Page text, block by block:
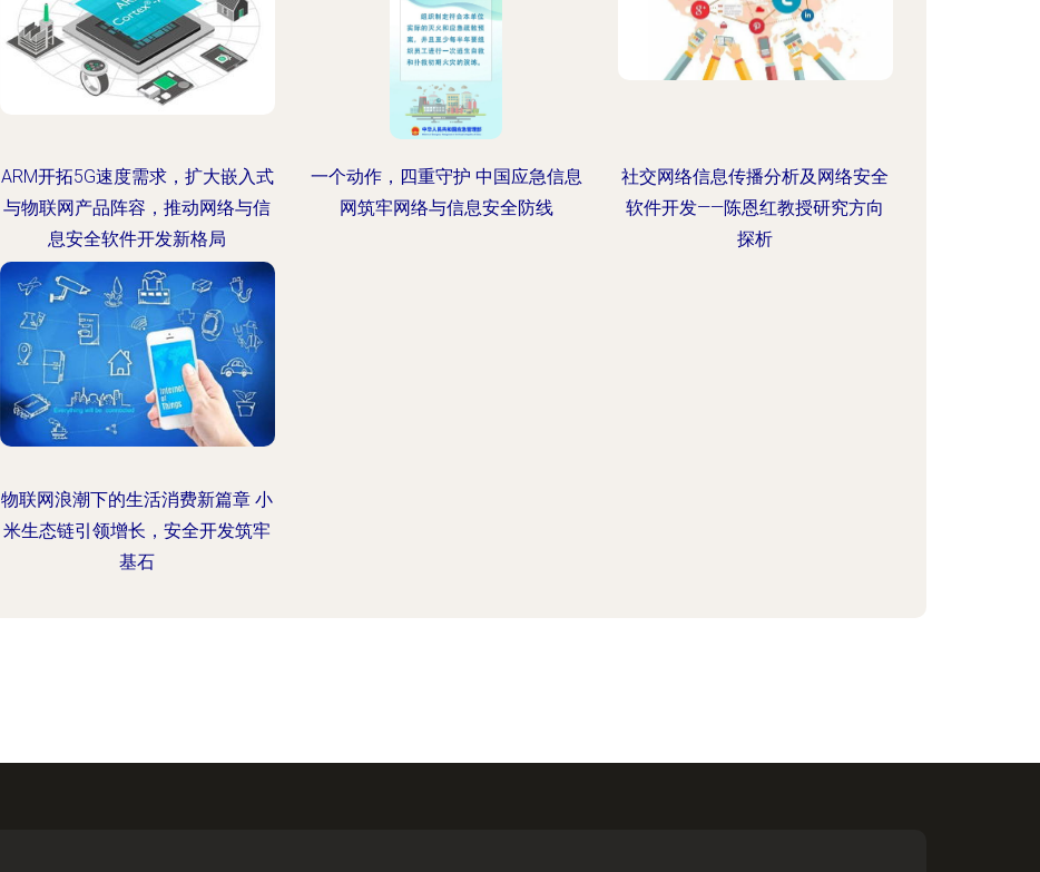
ARM开拓5G速度需求，扩大嵌入式
与物联网产品阵容，推动网络与信
息安全软件开发新格局
一个动作，四重守护 中国应急信息
网筑牢网络与信息安全防线
社交网络信息传播分析及网络安全
软件开发——陈恩红教授研究方向
探析
物联网浪潮下的生活消费新篇章 小
米生态链引领增长，安全开发筑牢
基石